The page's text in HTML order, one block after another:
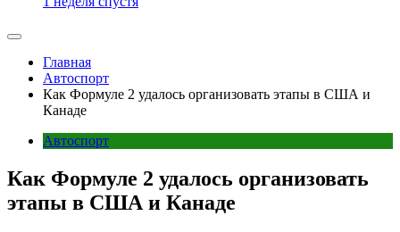
Главная
Автоспорт
Как Формуле 2 удалось организовать этапы в США и
Канаде
Автоспорт
Как Формуле 2 удалось организовать
этапы в США и Канаде